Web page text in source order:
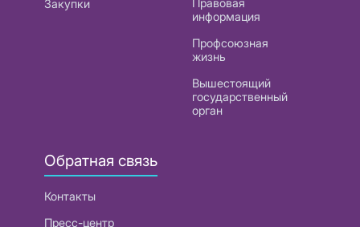
Закупки
информация
Профсоюзная
жизнь
Вышестоящий
государственный
орган
Обратная связь
Контакты
Пресс-центр